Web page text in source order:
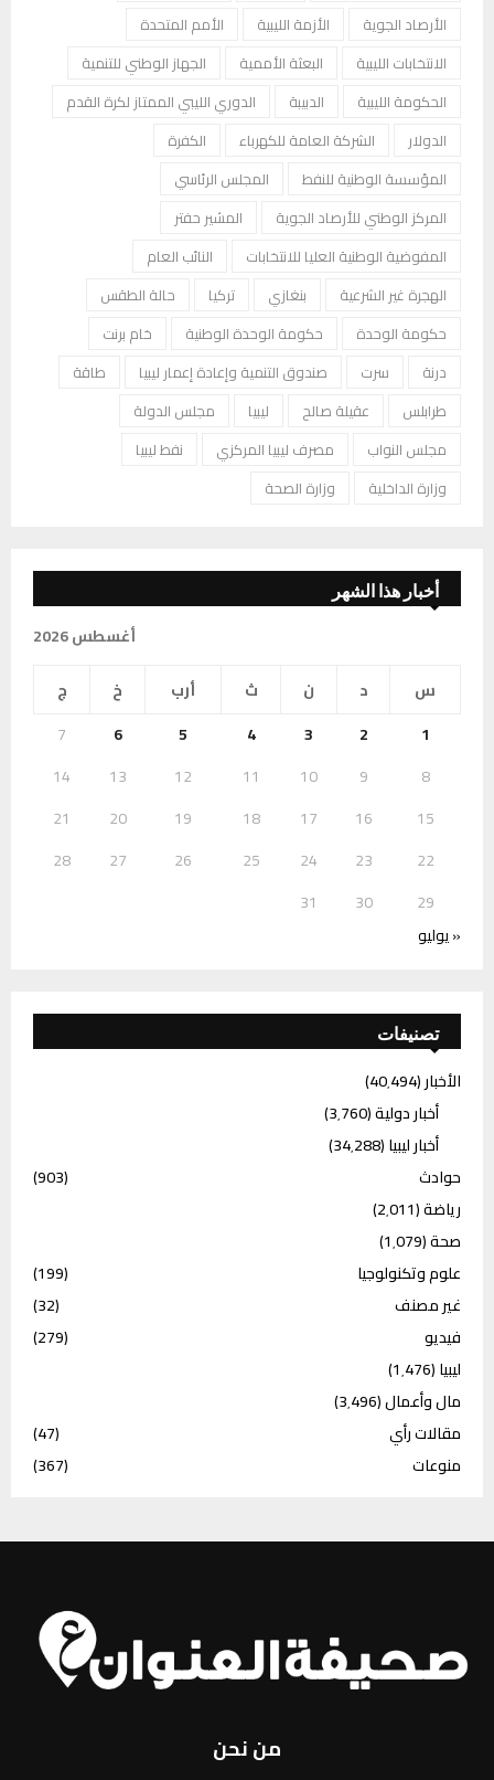
الأرصاد الجوية
الأزمة الليبية
الأمم المتحدة
الانتخابات الليبية
البعثة الأممية
الجهاز الوطني للتنمية
الحكومة الليبية
الدبيبة
الدوري الليبي الممتاز لكرة القدم
الدولار
الشركة العامة للكهرباء
الكفرة
المؤسسة الوطنية للنفط
المجلس الرئاسي
المركز الوطني للأرصاد الجوية
المشير حفتر
المفوضية الوطنية العليا للانتخابات
النائب العام
الهجرة غير الشرعية
بنغازي تركيا
حالة الطقس
حكومة الوحدة
حكومة الوحدة الوطنية
خام برنت
درنة
سرت صندوق التنمية وإعادة إعمار ليبيا
طاقة
طرابلس
عقيلة صالح ليبيا
مجلس الدولة
مجلس النواب
مصرف ليبيا المركزي
نفط ليبيا
وزارة الداخلية
وزارة الصحة
أخبار هذا الشهر
أغسطس 2026
س
د ن ث أرب خ
ج
1
2
3
4
5
6
7
8
9
10
11
12
13
14
15
16
17
18
19
20
21
22
23
24
25
26
27
28
29
30
31
« يوليو
تصنيفات
الأخبار(40٬494)
أخبار دولية(3٬760)
أخبار ليبيا(34٬288)
حوادث
(903)
رياضة(2٬011)
صحة(1٬079)
علوم وتكنولوجيا
(199)
غير مصنف
(32)
فيديو
(279)
ليبيا(1٬476)
مال وأعمال(3٬496)
مقالات رأي
(47)
منوعات
(367)
من نحن